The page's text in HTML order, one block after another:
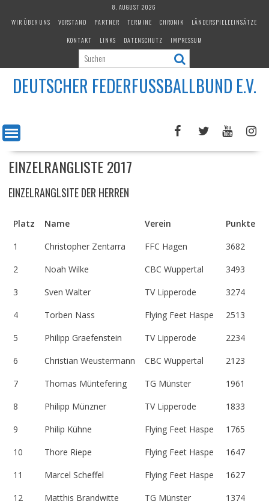
8. AUGUST 2026
WIR ÜBER UNS
VORSTAND PARTNER TERMINE CHRONIK
LÄNDERSPIELEEINSÄTZE
KONTAKT
LINKS DATENSCHUTZ IMPRESSUM
DEUTSCHER FEDERFUSSBALLBUND E.V.
EINZELRANGLISTE 2017
EINZELRANGLSITE DER HERREN
Platz Name Verein
Punkte
1
Christopher Zentarra FFC Hagen
3682
2
Noah Wilke CBC Wuppertal
3493
3
Sven Walter TV Lipperode
3274
4
Torben Nass Flying Feet Haspe
2513
5
Philipp Graefenstein TV Lipperode
2234
6
Christian Weustermann CBC Wuppertal
2123
7
Thomas Müntefering TG Münster
1961
8
Philipp Münzner TV Lipperode
1833
9
Philip Kühne Flying Feet Haspe
1765
10
Thore Riepe Flying Feet Haspe
1647
11
Marcel Scheffel Flying Feet Haspe
1627
12
Matthis Brandwitte TG Münster
1374